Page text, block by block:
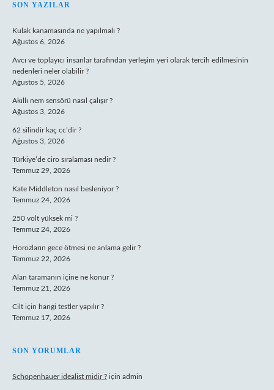
SIDEBAR
SON YAZILAR
Kulak kanamasında ne yapılmalı ?
Ağustos 6, 2026
Avcı ve toplayıcı insanlar tarafından yerleşim yeri olarak tercih edilmesinin
nedenleri neler olabilir ?
Ağustos 5, 2026
Akıllı nem sensörü nasıl çalışır ?
Ağustos 3, 2026
62 silindir kaç cc’dir ?
Ağustos 3, 2026
Türkiye’de ciro sıralaması nedir ?
Temmuz 29, 2026
Kate Middleton nasıl besleniyor ?
Temmuz 24, 2026
250 volt yüksek mi ?
Temmuz 24, 2026
Horozların gece ötmesi ne anlama gelir ?
Temmuz 22, 2026
Alan taramanın içine ne konur ?
Temmuz 21, 2026
Cilt için hangi testler yapılır ?
Temmuz 17, 2026
SON YORUMLAR
Schopenhauer idealist midir ? için admin